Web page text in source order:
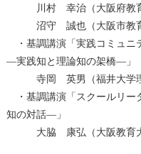
川村 幸治（大阪府教育
沼守 誠也（大阪市教育
・基調講演「実践コミュニ
―実践知と理論知の架橋―」
寺岡 英男（福井大学理
・基調講演「スクールリー
知の対話―」
大脇 康弘（大阪教育大